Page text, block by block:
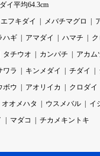
イ平均64.3cm
フキダイ メバチマグロ
ハギ アマダイ ハマチ
タチウオ カンパチ アカム
ワラ キンメダイ チダイ
ボウ アオリイカ クロダイ
オオメハタ ウスメバル イ
マダコ チカメキントキ